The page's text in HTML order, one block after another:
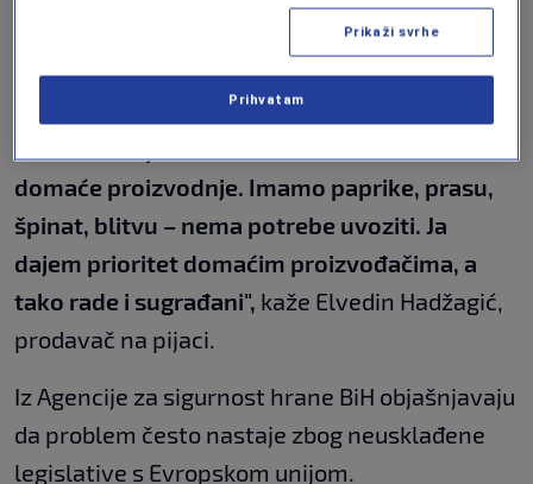
Na pijacama potrošači uglavnom traže
domaće proizvode, a i prodavači im daju
domaće proizvodnje. Imamo paprike, prasu,
špinat, blitvu – nema potrebe uvoziti. Ja
dajem prioritet domaćim proizvođačima, a
tako rade i sugrađani", kaže Elvedin Hadžagić,
prodavač na pijaci.
Iz Agencije za sigurnost hrane BiH objašnjavaju
da problem često nastaje zbog neusklađene
legislative s Evropskom unijom.
Prikaži svrhe
Prihvatam